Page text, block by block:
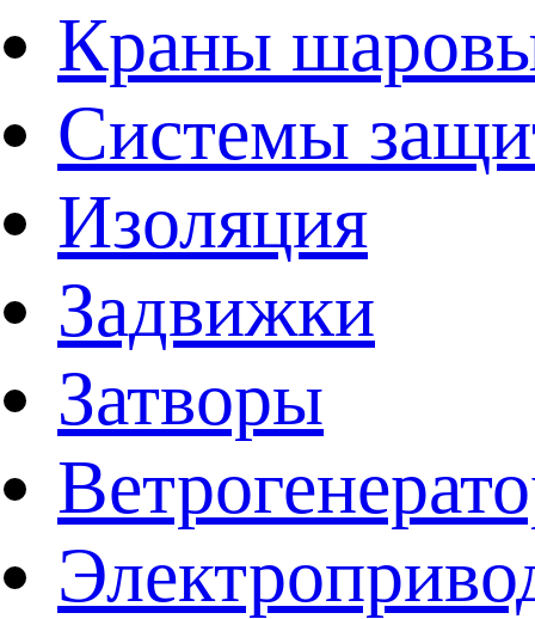
Краны
Системы
Изоляция
Задвижки
Затворы